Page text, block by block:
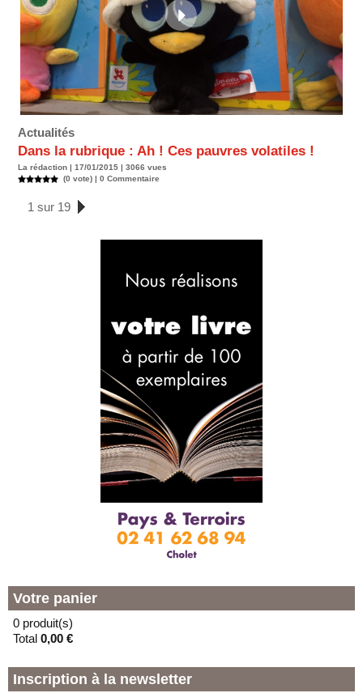
Actualités
Dans la rubrique : Ah ! Ces pauvres volatiles !
La rédaction | 17/01/2015 | 3066 vues
(0 vote) | 0 Commentaire
1 sur 19
Votre panier
0 produit(s)
Total 0,00 €
Inscription à la newsletter